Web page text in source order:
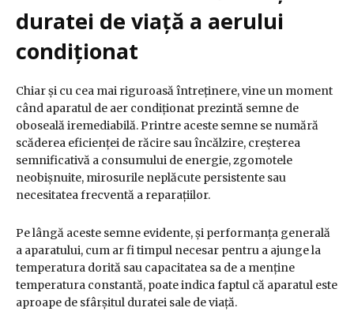
duratei de viață a aerului
condiționat
Chiar și cu cea mai riguroasă întreținere, vine un moment
când aparatul de aer condiționat prezintă semne de
oboseală iremediabilă. Printre aceste semne se numără
scăderea eficienței de răcire sau încălzire, creșterea
semnificativă a consumului de energie, zgomotele
neobișnuite, mirosurile neplăcute persistente sau
necesitatea frecventă a reparațiilor.
Pe lângă aceste semne evidente, și performanța generală
a aparatului, cum ar fi timpul necesar pentru a ajunge la
temperatura dorită sau capacitatea sa de a menține
temperatura constantă, poate indica faptul că aparatul este
aproape de sfârșitul duratei sale de viață.